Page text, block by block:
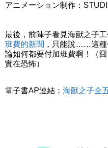
アニメーション制作：
最後，前陣子看見海獸之子
班費的新聞 ，只能說……這種
論如何都要付加班費啊！（
實在恐怖）
電子書AP連結： 海獸之子全